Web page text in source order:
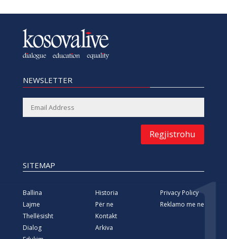
NEWSLETTER
Regjistrohu
SITEMAP
Ballina
Lajme
Thellësisht
Dialog
Historia
Për ne
Kontakt
Arkiva
Privacy Policy
Reklamo me ne